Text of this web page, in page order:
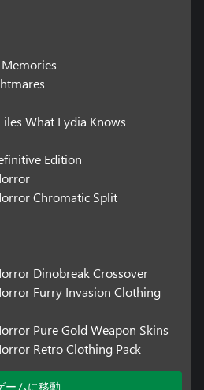
What Lydia Knows
Edition
Chromatic Split
Dinobreak Crossover
Furry Invasion Clothing
Pure Gold Weapon Skins
Retro Clothing Pack
ームに移動